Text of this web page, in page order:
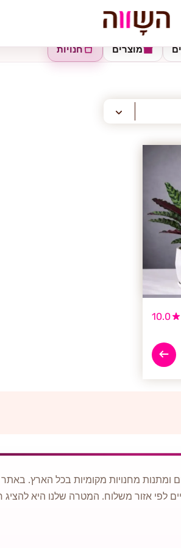
חנויות מוצרים
10.0
ומתנות מחנויות מקומיות בכל הארץ.
לפי אזור משלוח. המטרה שלנו היא